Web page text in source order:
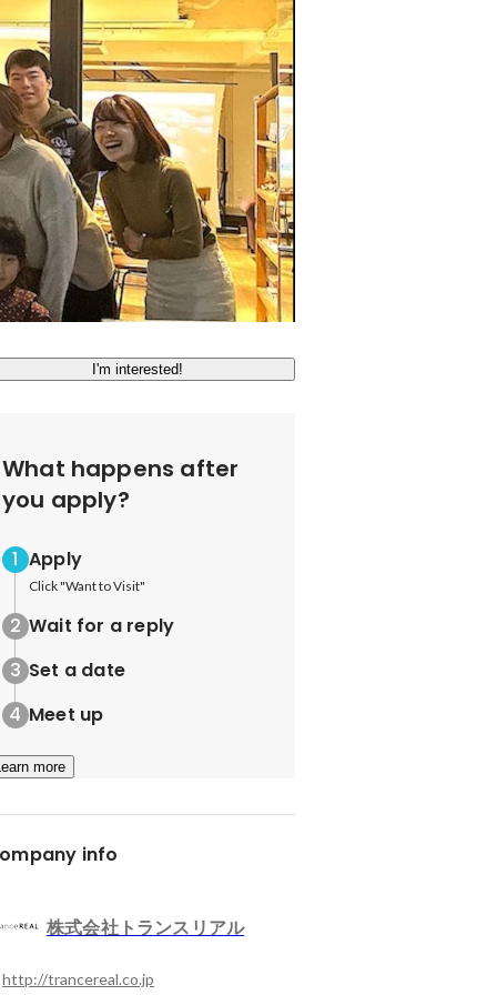
I'm interested!
What happens after
you apply?
Apply
Click "Want to Visit"
Wait for a reply
Set a date
Meet up
more
info
株式会社トランスリアル
http://trancereal.co.jp